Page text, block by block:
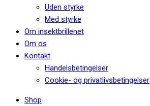
Uden styrke
Med styrke
Om insektbrillenet
Om os
Kontakt
Handelsbetingelser
Cookie- og privatlivsbetingelser
Shop